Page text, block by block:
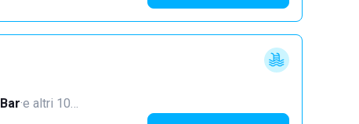
Bar·e altri 10…